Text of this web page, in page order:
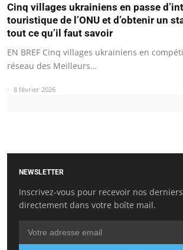
Cinq villages ukrainiens en passe
touristique de l’ONU et d’obtenir un
tout ce qu’il faut savoir
EN BREF Cinq villages ukrainiens en
réseau des Meilleurs…
8 février 2026
NEWSLETTER
Inscrivez-vous pour recevoir nos
directement dans votre boîte mail.